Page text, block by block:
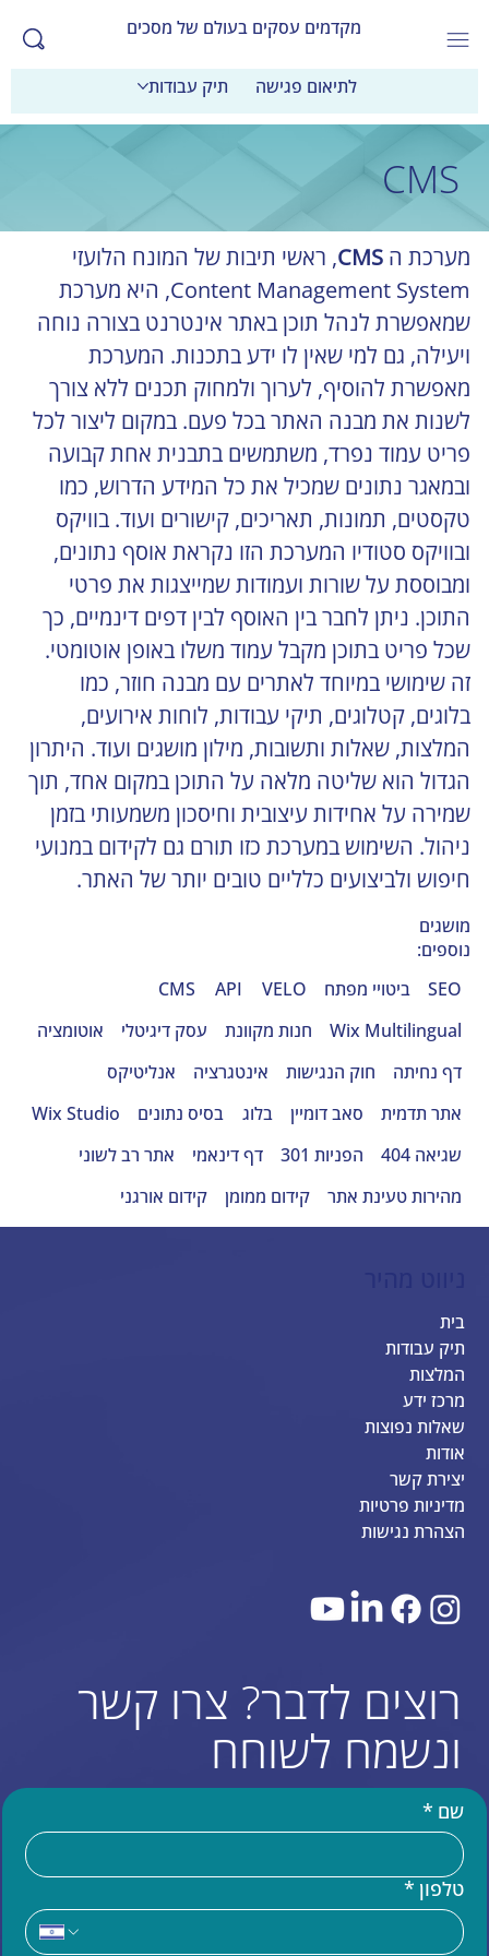
מקדמים עסקים בעולם של מסכים
לתיאום פגישה תיק עבודות
CMS
מערכת ה
, ראשי תיבות של המונח הלועזי
Content Management System, היא מערכת
שמאפשרת לנהל תוכן באתר אינטרנט בצורה נוחה
ויעילה, גם למי שאין לו ידע בתכנות. המערכת
מאפשרת להוסיף, לערוך ולמחוק תכנים ללא צורך
לשנות את מבנה האתר בכל פעם. במקום ליצור לכל
פריט עמוד נפרד, משתמשים בתבנית אחת קבועה
ובמאגר נתונים שמכיל את כל המידע הדרוש, כמו
טקסטים, תמונות, תאריכים, קישורים ועוד. בוויקס
ובוויקס סטודיו המערכת הזו נקראת אוסף נתונים,
ומבוססת על שורות ועמודות שמייצגות את פרטי
התוכן. ניתן לחבר בין האוסף לבין דפים דינמיים, כך
שכל פריט בתוכן מקבל עמוד משלו באופן אוטומטי.
זה שימושי במיוחד לאתרים עם מבנה חוזר, כמו
בלוגים, קטלוגים, תיקי עבודות, לוחות אירועים,
המלצות, שאלות ותשובות, מילון מושגים ועוד. היתרון
הגדול הוא שליטה מלאה על התוכן במקום אחד, תוך
שמירה על אחידות עיצובית וחיסכון משמעותי בזמן
ניהול. השימוש במערכת כזו תורם גם לקידום במנועי
חיפוש ולביצועים כלליים טובים יותר של האתר.
מושגים
נוספים:
SEO
ביטויי מפתח VELO
API
CMS
Wix Multilingual
חנות מקוונת עסק דיגיטלי
אוטומציה
דף נחיתה
חוק הנגישות אינטגרציה
אנליטיקס
אתר תדמית
סאב דומיין בלוג בסיס נתונים
Wix Studio
שגיאה 404
הפניות 301 דף דינאמי
אתר רב לשוני
מהירות טעינת אתר
קידום ממומן קידום אורגני
בית
תיק עבודות
המלצות
מרכז ידע
שאלות נפוצות
אודות
יצירת קשר
מדיניות פרטיות
הצהרת נגישות
שם *
טלפון *
רוצים לדבר? צרו קשר
ונשמח לשוחח